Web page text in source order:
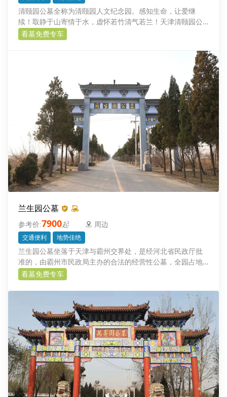
清颐园公墓全称为清颐园人文纪念园。感知生命，让爱继
续！取静于山寄情于水，虚怀若竹清气若兰！天津清颐园公
墓园区位于京台高速（廊沧段）文安出口6公里处，距北京南
五环一小时车程。距雄安新区30公里。园区用材考究，品种
多样，性价比高。园区位于美丽的大清河畔，周边景点多，
是春冬两季温泉健康之旅，夏秋两季休闲采摘的好去处，园
区四面环水是一处清新雅致，颐养天年，荫泽后人的堪舆佳
看墓免费专车
兰生园公墓
7900起 周边
交通便利 地势佳绝
兰生园公墓坐落于天津与霸州交界处，是经河北省民政厅批
准的，由霸州市民政局主办的合法的经营性公墓，全园占地
550亩，具有地势高、土质优、方位好、交通便利、价位低等
特点
看墓免费专车